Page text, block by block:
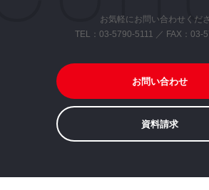
お気軽にお問い合わせくだ
TEL： 03-5790-5111 ／ FAX：03-
お問い合わせ
資料請求